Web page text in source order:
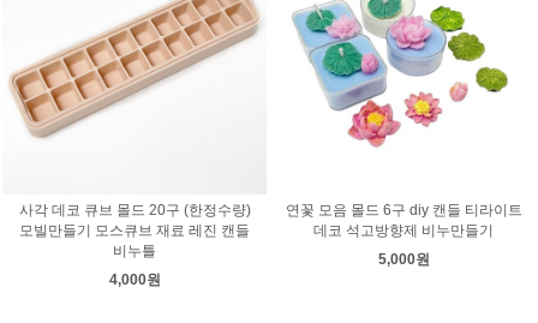
사각 데코 큐브 몰드 20구 (한정수량)
모빌만들기 모스큐브 재료 레진 캔들
비누틀
4,000원
연꽃 모음 몰드 6구 diy 캔들 티라이트
데코 석고방향제 비누만들기
5,000원